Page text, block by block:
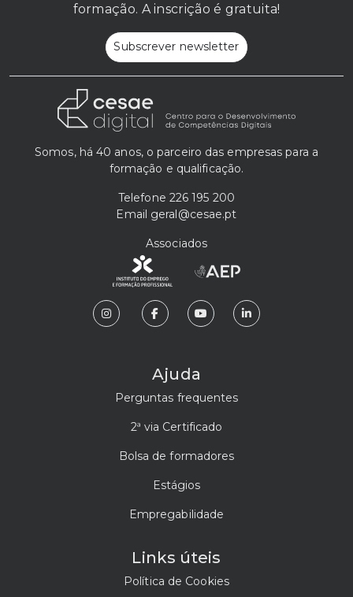
formação. A inscrição é gratuita!
Subscrever newsletter
Somos, há 40 anos, o parceiro das empresas para a
formação e qualificação.
Telefone 226 195 200
Email geral@cesae.pt
Associados
Ajuda
Perguntas frequentes
2ª via Certificado
Bolsa de formadores
Estágios
Empregabilidade
Links úteis
Política de Cookies